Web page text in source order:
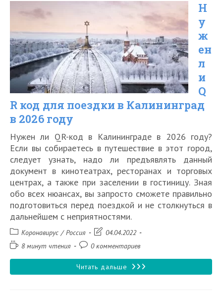
для
поездки
в
Казань
в
2026
Н
у
ж
ен
л
и
Q
R код для поездки в Калининград
в 2026 году
Нужен ли QR-код в Калининграде в 2026 году?
Если вы собираетесь в путешествие в этот город,
следует узнать, надо ли предъявлять данный
документ в кинотеатрах, ресторанах и торговых
центрах, а также при заселении в гостиницу. Зная
обо всех нюансах, вы запросто сможете правильно
подготовиться перед поездкой и не столкнуться в
дальнейшем с неприятностями.
Рубрика
записи:
Коронавирус / Россия
Запись
изменена:
04.04.2022
Время8 минут чтения
Комментарии
записи:
0 комментариев
Читать дальше Нужен